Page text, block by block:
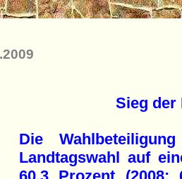
Sieg der
Die
Landtagswahl auf